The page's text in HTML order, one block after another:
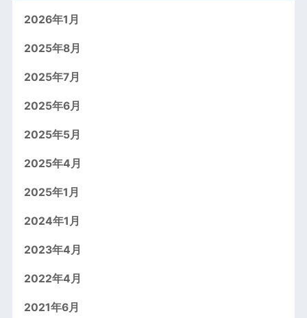
2026年1月
2025年8月
2025年7月
2025年6月
2025年5月
2025年4月
2025年1月
2024年1月
2023年4月
2022年4月
2021年6月